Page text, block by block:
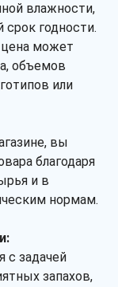
влажности,
годности.
цена может
объемов
или
вы
благодаря
и в
нормам.
с задачей
запахов,